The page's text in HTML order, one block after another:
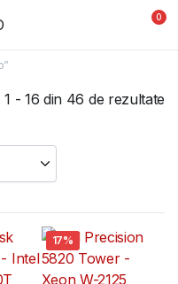
0
1 - 16 din 46 de rezultate
17%